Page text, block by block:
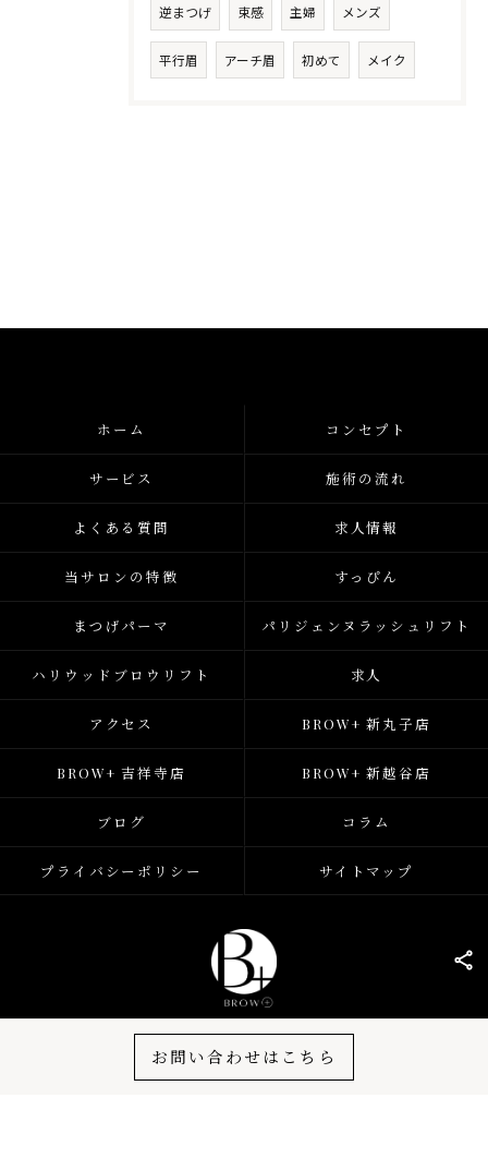
逆まつげ 束感 主婦 メンズ
平行眉 アーチ眉 初めて メイク
お問い合わせはこちら
ホーム コンセプト
サービス 施術の流れ
よくある質問 求人情報
当サロンの特徴 すっぴん
まつげパーマ パリジェンヌラッシュリフト
ハリウッドブロウリフト 求人
アクセス BROW+ 新丸子店
BROW+ 吉祥寺店 BROW+ 新越谷店
ブログ コラム
プライバシーポリシー サイトマップ
© 2026 神奈川 (武蔵小杉)・東京 (吉祥寺) の眉毛サロンならBROW+ ALL RIGHTS